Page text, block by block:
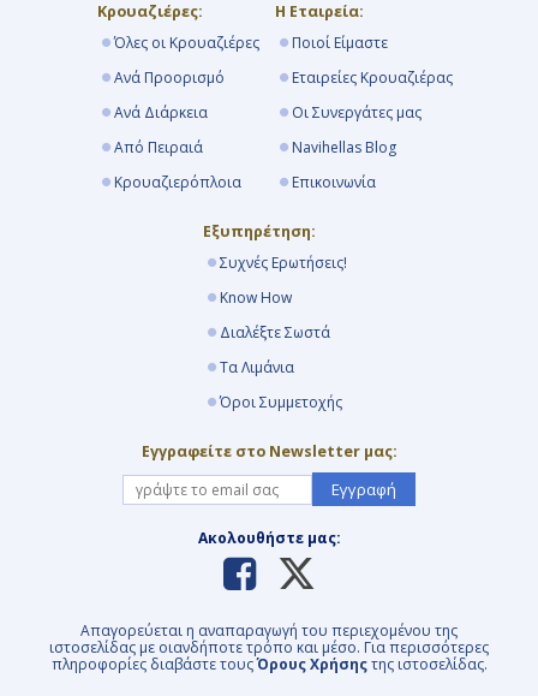
Κρουαζιέρες:
Όλες οι Κρουαζιέρες
Ανά Προορισμό
Ανά Διάρκεια
Από Πειραιά
Κρουαζιερόπλοια
Η Εταιρεία:
Ποιοί Είμαστε
Εταιρείες Κρουαζιέρας
Οι Συνεργάτες μας
Navihellas Blog
Επικοινωνία
Εξυπηρέτηση:
Συχνές Ερωτήσεις!
Know How
Διαλέξτε Σωστά
Τα Λιμάνια
Όροι Συμμετοχής
Εγγραφείτε στο Newsletter μας:
Εγγραφή
Ακολουθήστε μας:
Απαγορεύεται η αναπαραγωγή του περιεχομένου της
ιστοσελίδας με οιανδήποτε τρόπο και μέσο. Για περισσότερες
πληροφορίες διαβάστε τουςΌρους Χρήσηςτης ιστοσελίδας.